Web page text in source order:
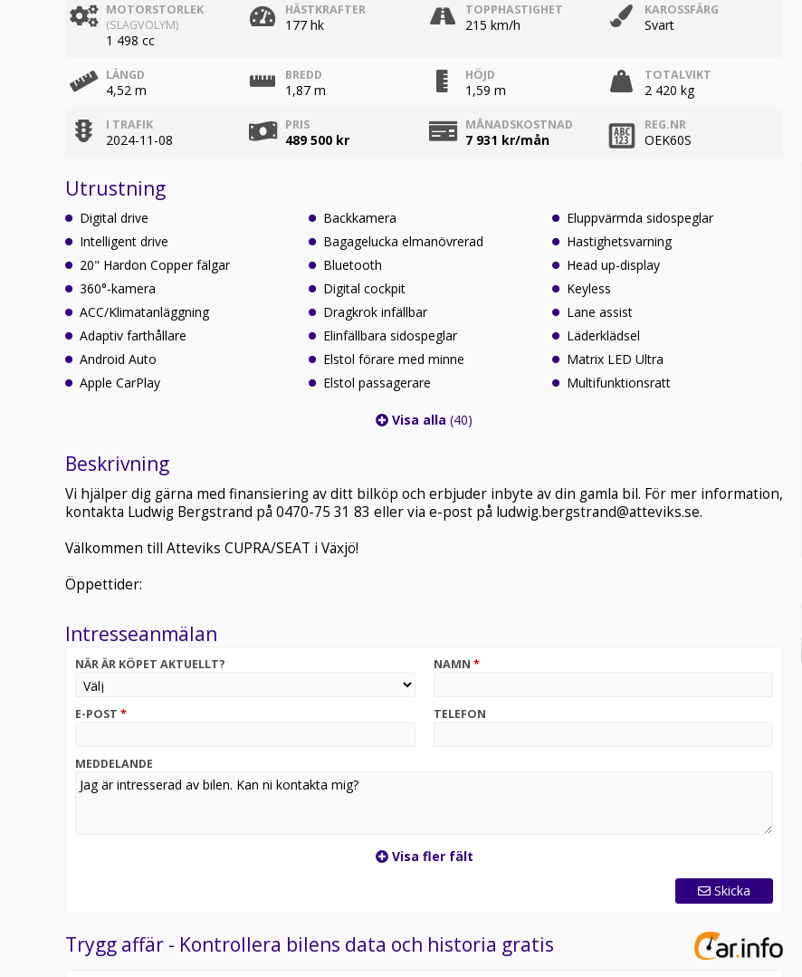
MOTORSTORLEK
(SLAGVOLYM)
1 498 cc
HÄSTKRAFTER
177 hk
TOPPHASTIGHET
215 km/h
KAROSSFÄRG
Svart
LÄNGD
4,52 m
BREDD
1,87 m
HÖJD
1,59 m
TOTALVIKT
2 420 kg
I TRAFIK
2024-11-08
PRIS
489 500 kr
MÅNADSKOSTNAD
7 931 kr/mån
REG.NR
OEK60S
Utrustning
Digital drive
Intelligent drive
20" Hardon Copper fälgar
360°-kamera
ACC/Klimatanläggning
Adaptiv farthållare
Android Auto
Apple CarPlay
Backkamera
Bagagelucka elmanövrerad
Bluetooth
Digital cockpit
Dragkrok infällbar
Elinfällbara sidospeglar
Elstol förare med minne
Elstol passagerare
Eluppvärmda sidospeglar
Hastighetsvarning
Head up-display
Keyless
Lane assist
Läderklädsel
Matrix LED Ultra
Multifunktionsratt
Visa alla(40)
Beskrivning
Vi hjälper dig gärna med finansiering av ditt bilköp och erbjuder inbyte av din gamla bil. För mer information,
kontakta Ludwig Bergstrand på 0470-75 31 83 eller via e-post på ludwig.bergstrand@atteviks.se.
Välkommen till Atteviks CUPRA/SEAT i Växjö!
Öppettider:
Intresseanmälan
NÄR ÄR KÖPET AKTUELLT? NAMN *
E-POST * TELEFON
MEDDELANDE
Visa fler fält
Skicka
Trygg affär - Kontrollera bilens data och historia gratis